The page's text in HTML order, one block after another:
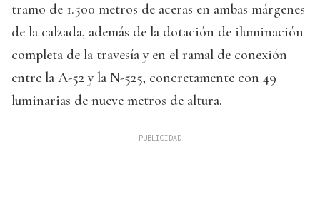
tramo de 1.500 metros de aceras en ambas márgenes
de la calzada, además de la dotación de iluminación
completa de la travesía y en el ramal de conexión
entre la A-52 y la N-525, concretamente con 49
luminarias de nueve metros de altura.